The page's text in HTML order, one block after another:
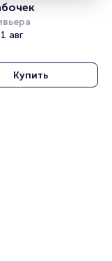
авг
Купить